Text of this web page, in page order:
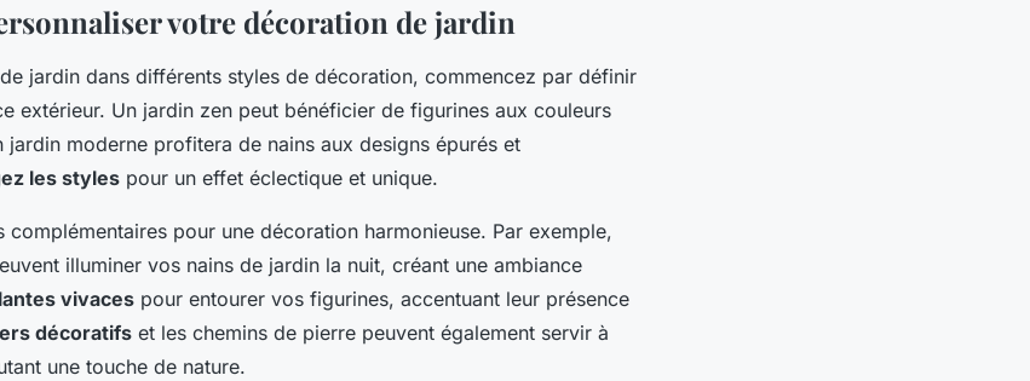
votre décoration de jardin
jardin dans différents styles de décoration, commencez par définir
extérieur. Un jardin zen peut bénéficier de figurines aux couleurs
jardin moderne profitera de nains aux designs épurés et
les styles pour un effet éclectique et unique.
complémentaires pour une décoration harmonieuse. Par exemple,
illuminer vos nains de jardin la nuit, créant une ambiance
vivaces pour entourer vos figurines, accentuant leur présence
décoratifs et les chemins de pierre peuvent également servir à
une touche de nature.